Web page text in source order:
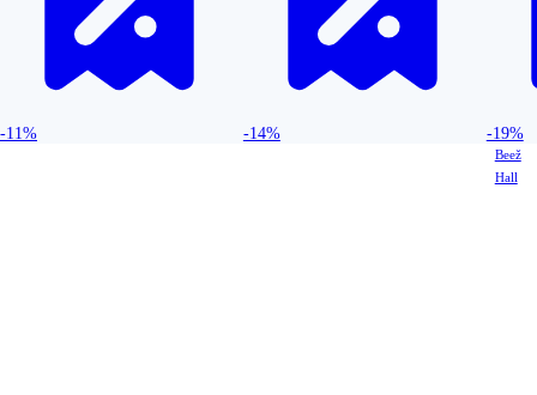
-11% -14% -19%
Beež
Hall